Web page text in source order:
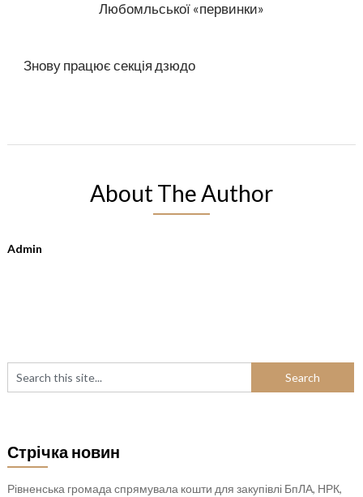
Любомльської «первинки»
Знову працює секція дзюдо
About The Author
Admin
Стрічка новин
Рівненська громада спрямувала кошти для закупівлі БпЛА, НРК,